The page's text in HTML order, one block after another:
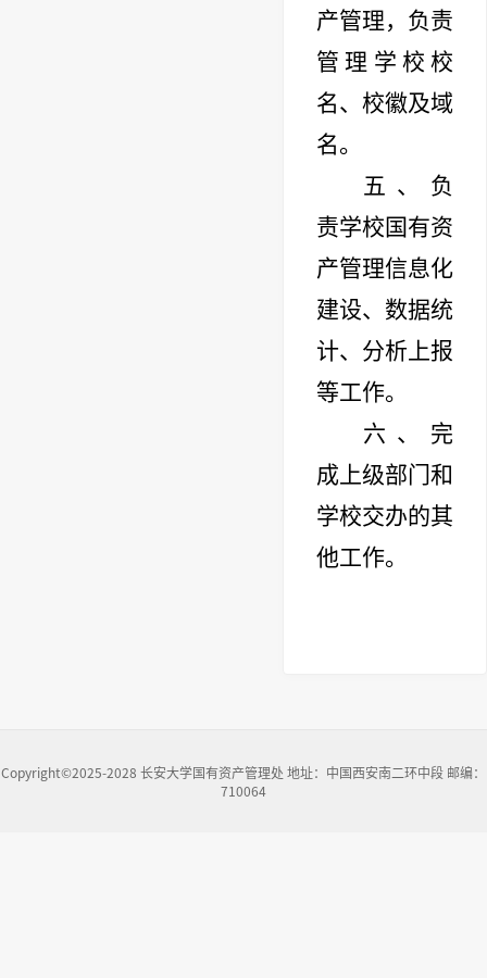
产管理，负责
管理学校校
名、校徽及域
名。
五、负
责学校国有资
产管理信息化
建设、数据统
计、分析上报
等工作。
六、完
成上级部门和
学校交办的其
他工作。
Copyright©2025-2028 长安大学国有资产管理处 地址：中国西安南二环中段 邮编：
710064